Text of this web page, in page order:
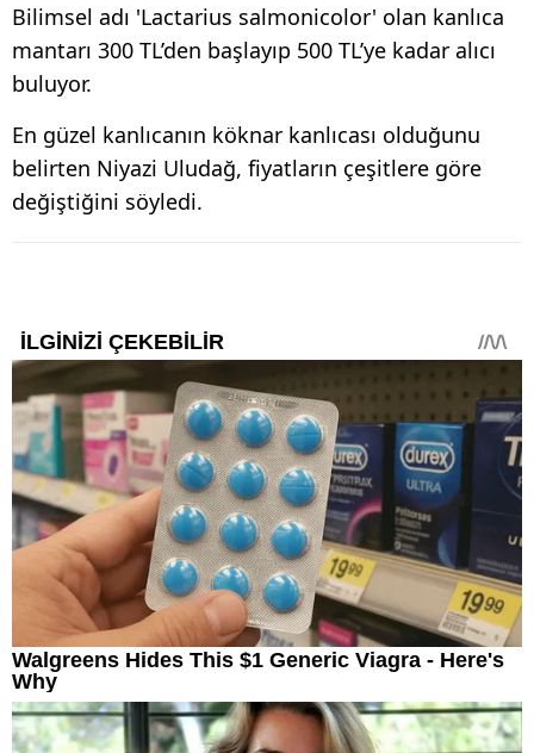
Bilimsel adı 'Lactarius salmonicolor' olan kanlıca
mantarı 300 TL’den başlayıp 500 TL’ye kadar alıcı
buluyor.
En güzel kanlıcanın köknar kanlıcası olduğunu
belirten Niyazi Uludağ, fiyatların çeşitlere göre
değiştiğini söyledi.